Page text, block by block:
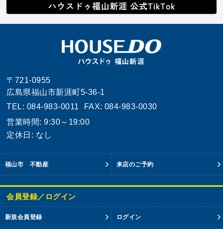
〒721-0955
広島県福山市新涯町5-36-1
TEL: 084-983-0011
FAX: 084-983-0030
営業時間: 9:30～19:00
定休日: なし
福山市 不動産 来店のご予約
会員登録／ログイン
新規会員登録 ログイン